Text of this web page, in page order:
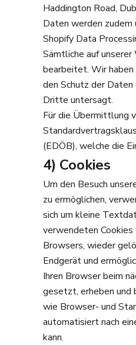
Haddington Road,
Daten werden zudem
Shopify Data
Sämtliche auf
bearbeitet. Wir
den Schutz der
Dritte untersagt.
Für die Übermittlung
(EDÖB), welche die
4) Cookies
Um den Besuch
zu ermöglichen,
sich um kleine
verwendeten Cookies
Browsers, wieder
Endgerät und
Ihren Browser beim
gesetzt, erheben und
wie Browser- und
automatisiert nach
kann.